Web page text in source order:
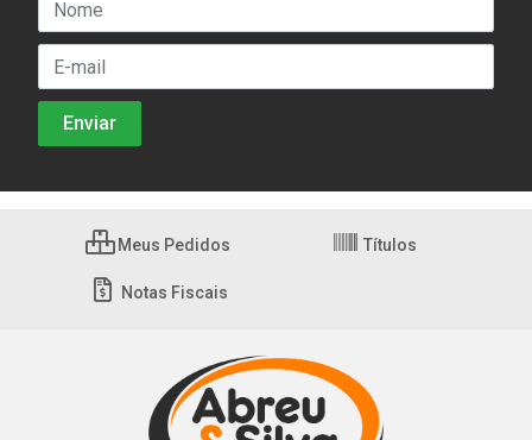
Meus Pedidos Títulos
Notas Fiscais